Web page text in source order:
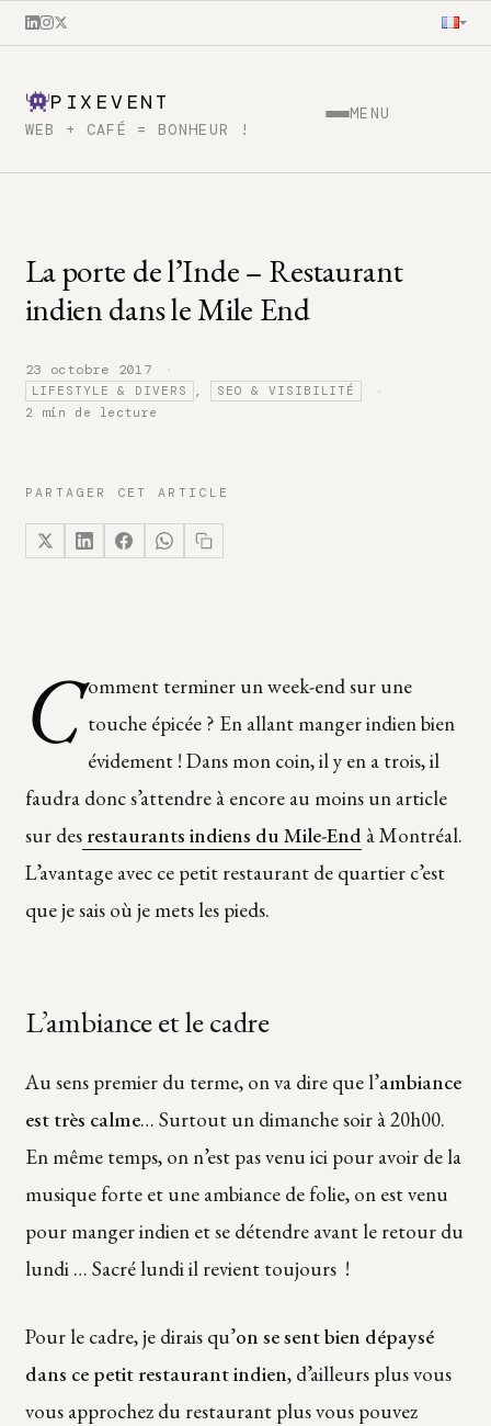
PIXEVENT
WEB + CAFÉ = BONHEUR !
MENU
La porte de l’Inde – Restaurant
indien dans le Mile End
23 octobre 2017 ·
LIFESTYLE & DIVERS , SEO & VISIBILITÉ ·
2 min de lecture
PARTAGER CET ARTICLE
C omment terminer un week-end sur une
touche épicée ? En allant manger indien bien
évidement ! Dans mon coin, il y en a trois, il
faudra donc s’attendre à encore au moins un article
sur desrestaurants indiens du Mile-End à Montréal.
L’avantage avec ce petit restaurant de quartier c’est
que je sais où je mets les pieds.
L’ambiance et le cadre
Au sens premier du terme, on va dire que l’ambiance
est très calme… Surtout un dimanche soir à 20h00.
En même temps, on n’est pas venu ici pour avoir de la
musique forte et une ambiance de folie, on est venu
pour manger indien et se détendre avant le retour du
lundi … Sacré lundi il revient toujours !
Pour le cadre, je dirais qu’on se sent bien dépaysé
dans ce petit restaurant indien, d’ailleurs plus vous
vous approchez du restaurant plus vous pouvez